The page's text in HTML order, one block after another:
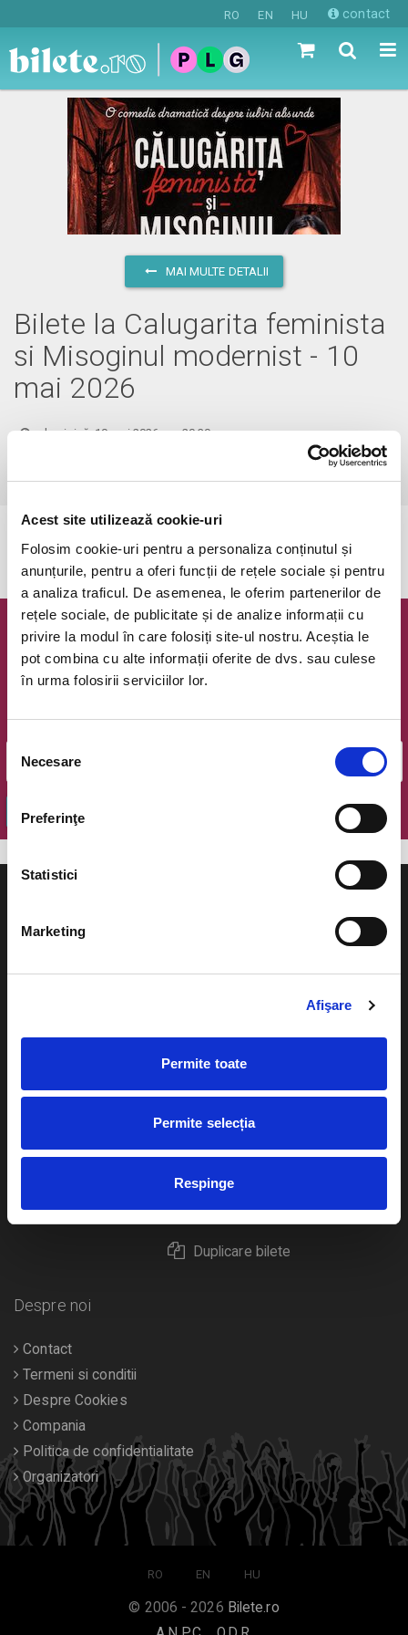
Acest site utilizează cookie-uri
Folosim cookie-uri pentru a personaliza conținutul și
anunțurile, pentru a oferi funcții de rețele sociale și pentru
a analiza traficul. De asemenea, le oferim partenerilor de
rețele sociale, de publicitate și de analize informații cu
privire la modul în care folosiți site-ul nostru. Aceștia le
pot combina cu alte informații oferite de dvs. sau culese
în urma folosirii serviciilor lor.
Selecția
consimțământului
Necesare
Preferinţe
Statistici
Marketing
Afişare
Permite toate
Permite selecția
Respinge
RO EN HU contact
MAI MULTE DETALII
Bilete la Calugarita feminista
si Misoginul modernist - 10
mai 2026
duminică, 10 mai 2026 ora 20:30
Bucuresti, Teatrul Amzei (Strada Biserica Amzei 21-23)
Newsletter @ Bilete.ro
Oferte exclusive si o editie saptamanala cu cele mai noi
OK
Ajutor
Plata online sau cash
eBilet printat acasa
Livrare prin curier
Duplicare bilete
Evenimente
Concerte si
Sport
Despre noi
Contact
Termeni si conditii
Despre Cookies
Compania
Politica de confidentialitate
Organizatori
RO EN HU
© 2006 - 2026 Bilete.ro